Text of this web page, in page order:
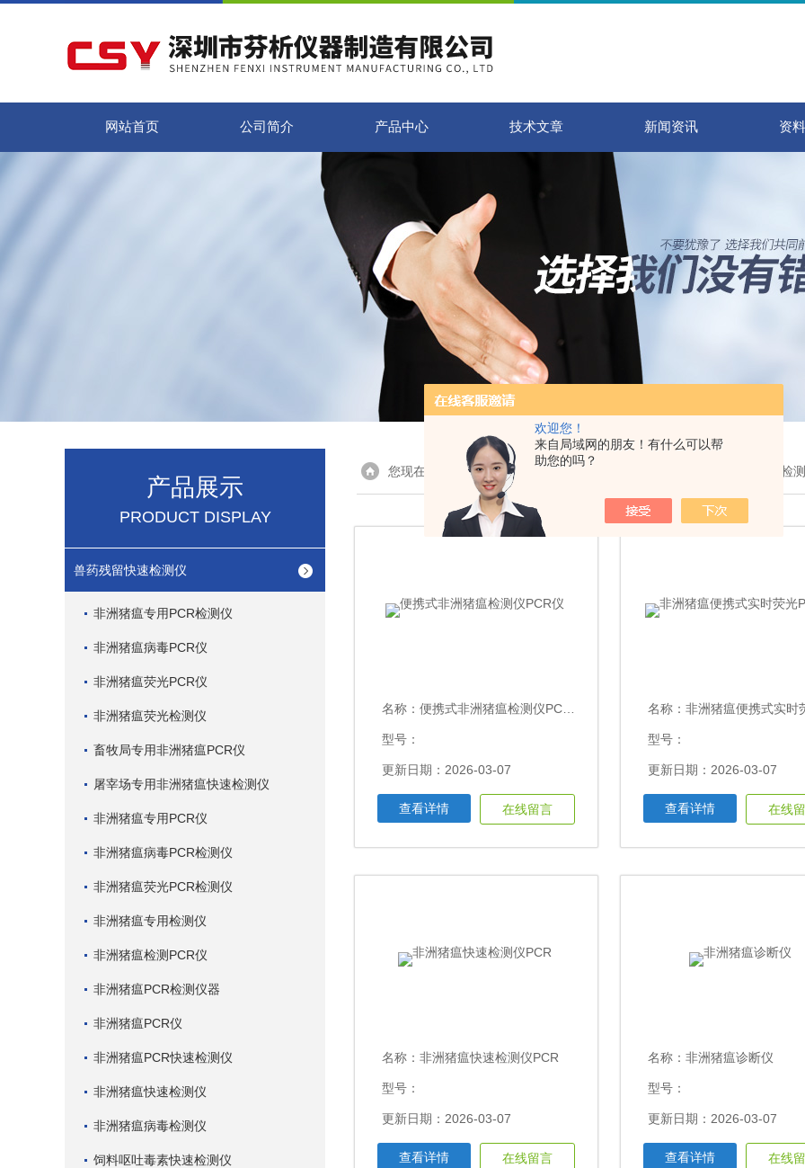
欢迎您！
来自局域网的朋友！有什么可以帮
助您的吗？
网站首页 公司简介 产品中心 技术文章 新闻资讯 资
产品展示
PRODUCT DISPLAY
兽药残留快速检测仪
非洲猪瘟专用PCR检测仪
非洲猪瘟病毒PCR仪
非洲猪瘟荧光PCR仪
非洲猪瘟荧光检测仪
畜牧局专用非洲猪瘟PCR仪
屠宰场专用非洲猪瘟快速检测仪
非洲猪瘟专用PCR仪
非洲猪瘟病毒PCR检测仪
非洲猪瘟荧光PCR检测仪
非洲猪瘟专用检测仪
非洲猪瘟检测PCR仪
非洲猪瘟PCR检测仪器
非洲猪瘟PCR仪
非洲猪瘟PCR快速检测仪
非洲猪瘟快速检测仪
非洲猪瘟病毒检测仪
饲料呕吐毒素快速检测仪
您现在的位置：首页> 产品展示 > 兽药残留快速检测仪 >非洲猪瘟PCR检
名称： 便携式非洲猪瘟检测仪PCR仪
型号：
更新日期：2026-03-07
查看详情 在线留言
名称： 非洲猪瘟便携式实时荧光
型号：
更新日期：2026-03-07
查看详情 在线
名称： 非洲猪瘟快速检测仪PCR
型号：
更新日期：2026-03-07
查看详情 在线留言
名称： 非洲猪瘟诊断仪
型号：
更新日期：2026-03-07
查看详情 在线